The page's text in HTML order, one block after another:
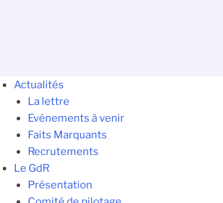
Actualités
La lettre
Evénements à venir
Faits Marquants
Recrutements
Le GdR
Présentation